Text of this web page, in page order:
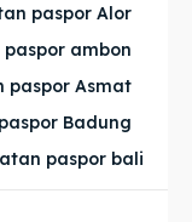
paspor Alor
ambon
paspor Asmat
Badung
paspor bali